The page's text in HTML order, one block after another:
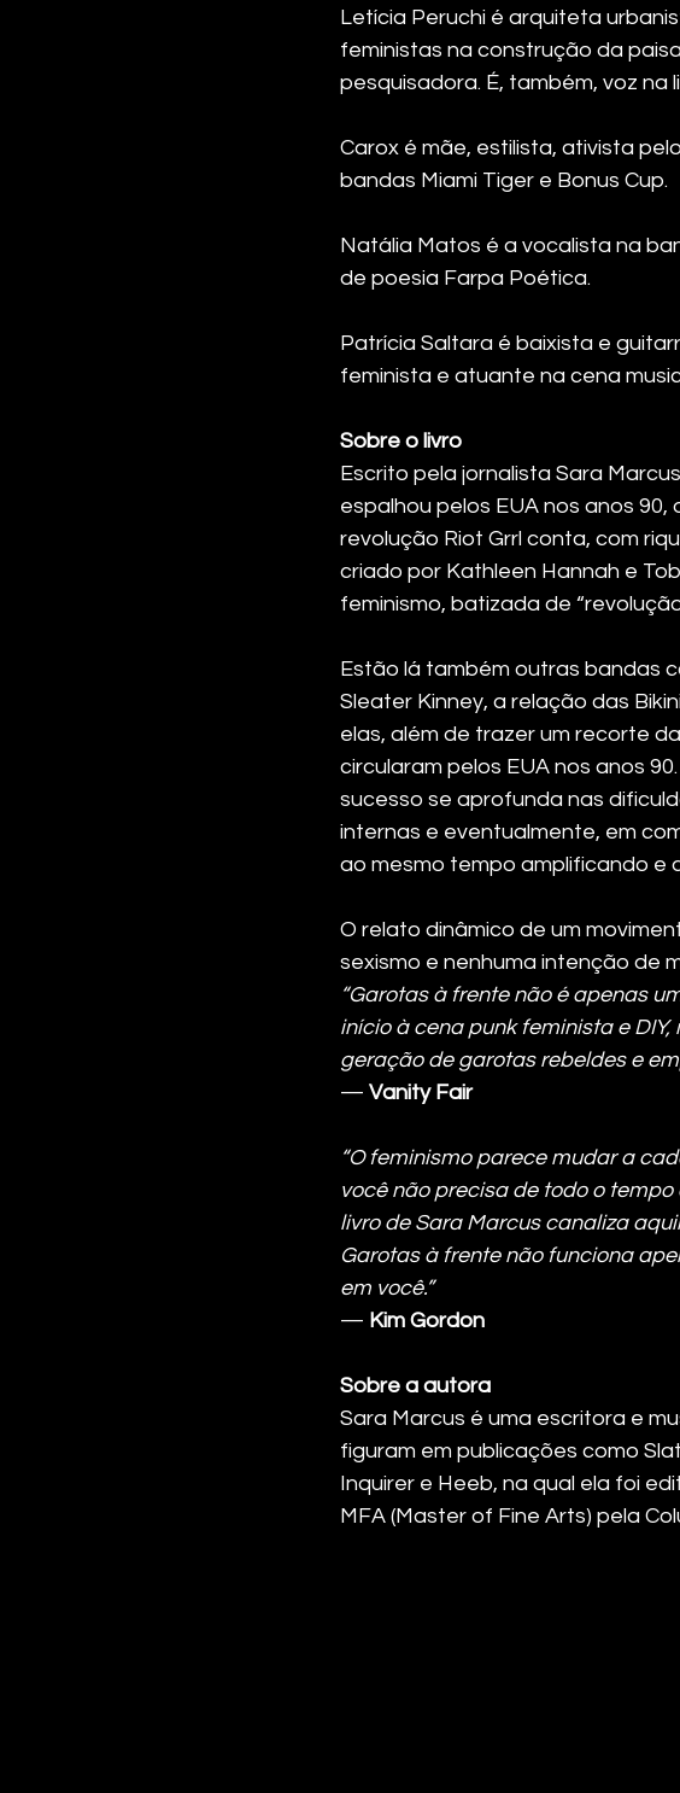
Letícia Peruchi é arquiteta
feministas na construção da
pesquisadora. É, também, voz na
Carox é mãe, estilista, ativista
bandas Miami Tiger e Bonus Cup.
Natália Matos é a vocalista na
de poesia Farpa Poética.
Patrícia Saltara é baixista e
feminista e atuante na cena
Sobre o livro
Escrito pela jornalista Sara
espalhou pelos EUA nos anos
revolução Riot Grrl conta, com
criado por Kathleen Hannah e
feminismo, batizada de
Estão lá também outras bandas
Sleater Kinney, a relação das
elas, além de trazer um recorte
circularam pelos EUA nos anos
sucesso se aprofunda nas
internas e eventualmente, em
ao mesmo tempo amplificando e
O relato dinâmico de um
sexismo e nenhuma intenção de
“Garotas à frente não é apenas
início à cena punk feminista e
geração de garotas rebeldes e
— Vanity Fair
“O feminismo parece mudar a
você não precisa de todo o
livro de Sara Marcus canaliza
Garotas à frente não funciona
em você.”
— Kim Gordon
Sobre a autora
Sara Marcus é uma escritora e
figuram em publicações como
Inquirer e Heeb, na qual ela foi
MFA (Master of Fine Arts) pela